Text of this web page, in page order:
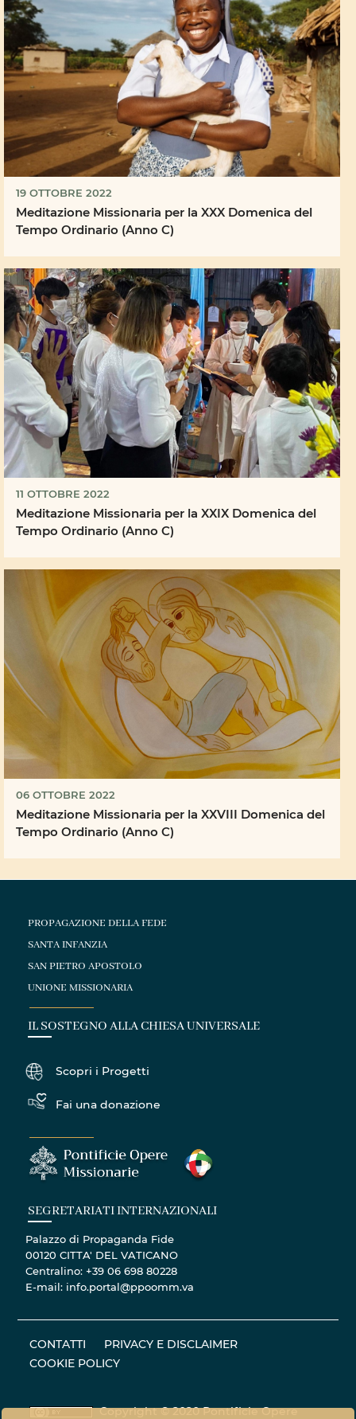
19 OTTOBRE 2022
Meditazione Missionaria per la XXX Domenica del
Tempo Ordinario (Anno C)
11 OTTOBRE 2022
Meditazione Missionaria per la XXIX Domenica del
Tempo Ordinario (Anno C)
06 OTTOBRE 2022
Meditazione Missionaria per la XXVIII Domenica del
Tempo Ordinario (Anno C)
PROPAGAZIONE DELLA FEDE
SANTA INFANZIA
SAN PIETRO APOSTOLO
UNIONE MISSIONARIA
IL SOSTEGNO ALLA CHIESA UNIVERSALE
Scopri i Progetti
Fai una donazione
SEGRETARIATI INTERNAZIONALI
Palazzo di Propaganda Fide
00120 CITTA' DEL VATICANO
Centralino: +39 06 698 80228
E-mail: info.portal@ppoomm.va
CONTATTI
PRIVACY E DISCLAIMER
COOKIE POLICY
Copyright © 2020 Pontificie Opere